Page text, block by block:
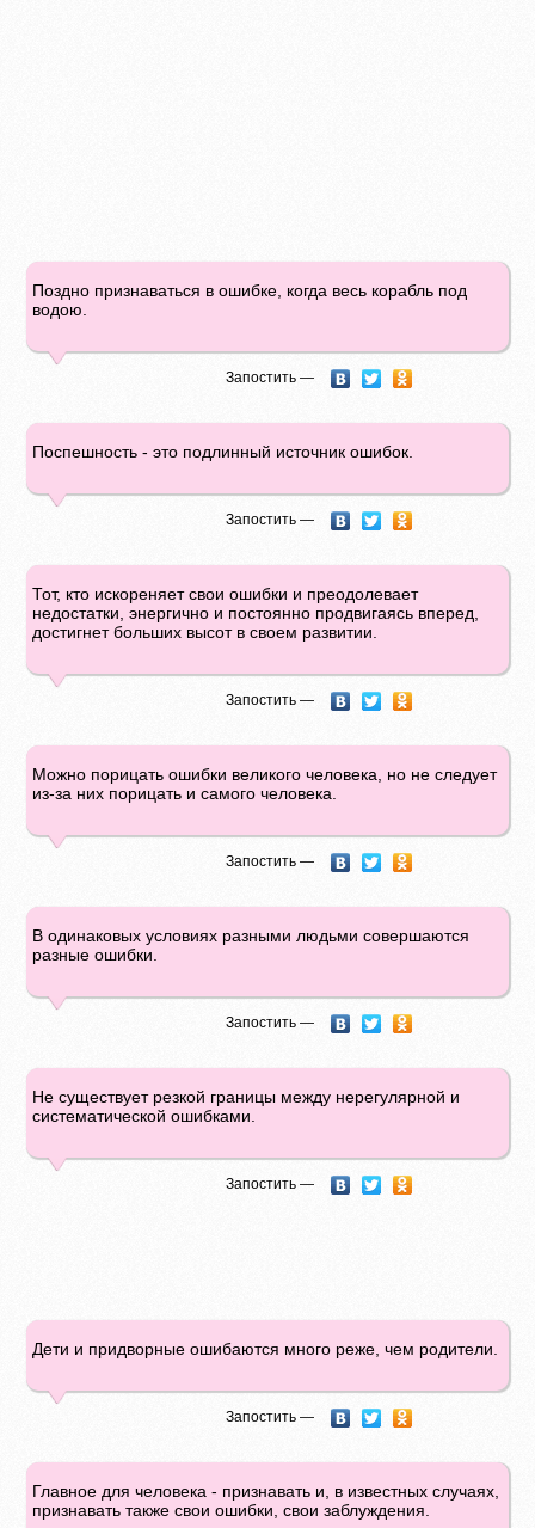
Поздно признаваться в ошибке, когда весь корабль под
водою.
Запостить —
Поспешность - это подлинный источник ошибок.
Запостить —
Тот, кто искореняет свои ошибки и преодолевает
недостатки, энергично и постоянно продвигаясь вперед,
достигнет больших высот в своем развитии.
Запостить —
Можно порицать ошибки великого человека, но не следует
из-за них порицать и самого человека.
Запостить —
В одинаковых условиях разными людьми совершаются
разные ошибки.
Запостить —
Не существует резкой границы между нерегулярной и
систематической ошибками.
Запостить —
Дети и придворные ошибаются много реже, чем родители.
Запостить —
Главное для человека - признавать и, в известных случаях,
признавать также свои ошибки, свои заблуждения.